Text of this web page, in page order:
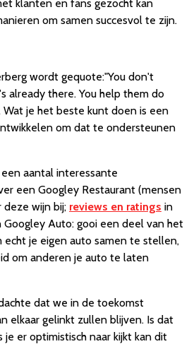
klanten en fans gezocht kan
om samen succesvol te zijn.
wordt gequote:"You don't
already there. You help them do
je het beste kunt doen is een
om dat te ondersteunen
aantal interessante
een Googley Restaurant (mensen
wijn bij; reviews en ratings in
Auto: gooi een deel van het
echt je eigen auto samen te stellen,
om anderen je auto te laten
dat we in de toekomst
elkaar gelinkt zullen blijven. Is dat
je er optimistisch naar kijkt kan dit